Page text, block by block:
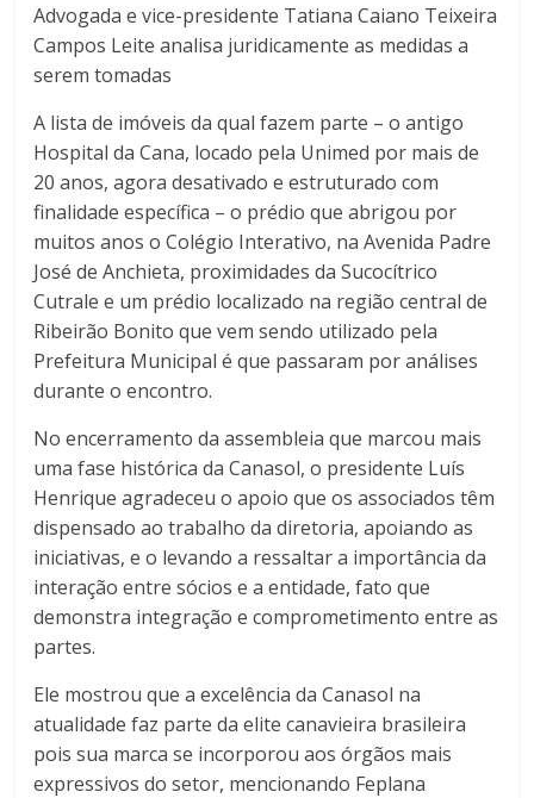
Advogada e vice-presidente Tatiana Caiano Teixeira
Campos Leite analisa juridicamente as medidas a
serem tomadas
A lista de imóveis da qual fazem parte – o antigo
Hospital da Cana, locado pela Unimed por mais de
20 anos, agora desativado e estruturado com
finalidade específica – o prédio que abrigou por
muitos anos o Colégio Interativo, na Avenida Padre
José de Anchieta, proximidades da Sucocítrico
Cutrale e um prédio localizado na região central de
Ribeirão Bonito que vem sendo utilizado pela
Prefeitura Municipal é que passaram por análises
durante o encontro.
No encerramento da assembleia que marcou mais
uma fase histórica da Canasol, o presidente Luís
Henrique agradeceu o apoio que os associados têm
dispensado ao trabalho da diretoria, apoiando as
iniciativas, e o levando a ressaltar a importância da
interação entre sócios e a entidade, fato que
demonstra integração e comprometimento entre as
partes.
Ele mostrou que a excelência da Canasol na
atualidade faz parte da elite canavieira brasileira
pois sua marca se incorporou aos órgãos mais
expressivos do setor, mencionando Feplana